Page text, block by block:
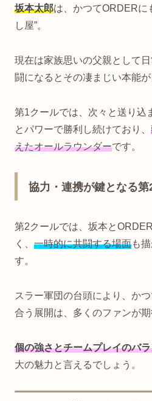
坂本太郎は、かつてORDERに
し屋”。
現在は家族思いの父親として
闘になるとその凄まじい本能が
第1クールでは、次々と送り込
とパワーで勝利し続けており、
えたオールラウンダーです。
協力・連携が鍵となる第
第2クールでは、坂本と
く、 一時的に共闘する場面も
す。
スラー軍団の台頭により、か
合う展開は、多くのファンが期
個の強さとチームプレイのバ
大の魅力と言えるでしょう。